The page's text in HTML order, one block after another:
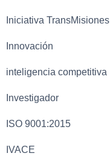
Iniciativa TransMisiones
Innovación
inteligencia competitiva
Investigador
ISO 9001:2015
IVACE